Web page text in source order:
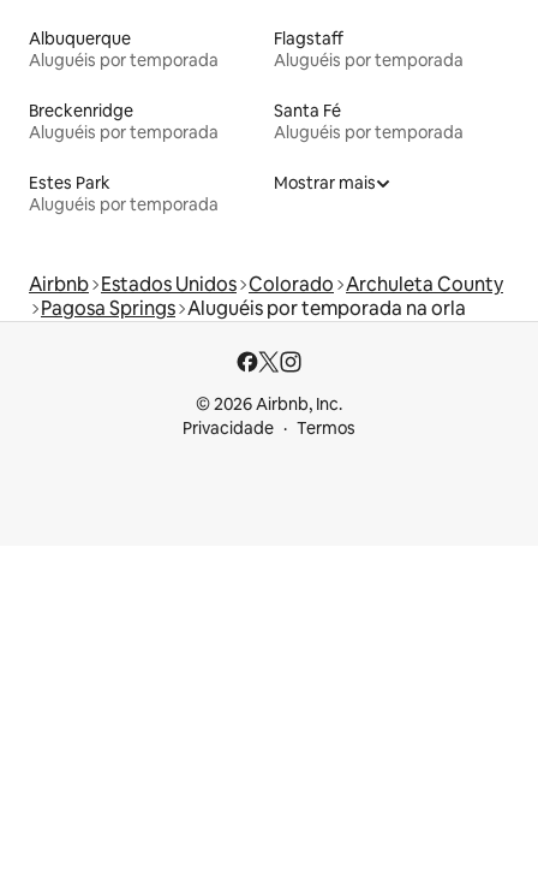
Albuquerque
Aluguéis por temporada
Flagstaff
Aluguéis por temporada
Breckenridge
Aluguéis por temporada
Santa Fé
Aluguéis por temporada
Estes Park
Aluguéis por temporada
Mostrar mais
Airbnb Estados Unidos Colorado Archuleta County
Pagosa Springs Aluguéis por temporada na orla
© 2026 Airbnb, Inc.
Privacidade
Termos